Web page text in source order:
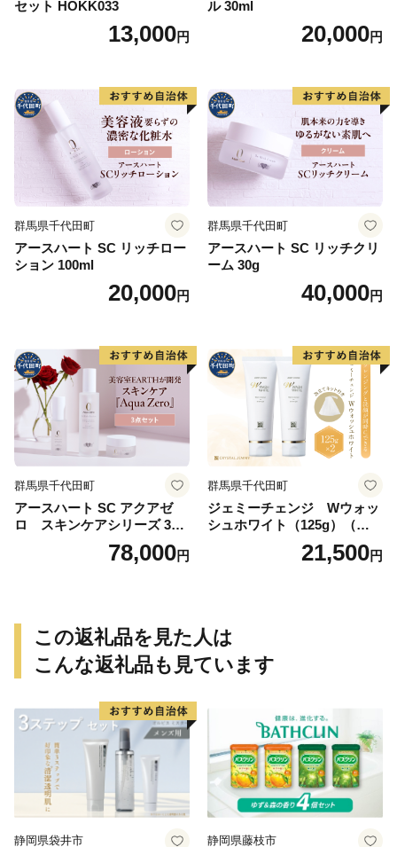
積極的に取り組んでいます。
セット HOKK033
13,000円
ル 30ml
20,000円
群馬県千代田町
アースハート SC リッチロー
ション 100ml
20,000円
群馬県千代田町
アースハート SC リッチクリ
ーム 30g
40,000円
群馬県千代田町
アースハート SC アクアゼ
ロ スキンケアシリーズ 3点
78,000円
群馬県千代田町
ジェミーチェンジ Wウォッ
シュホワイト（125g）（泡立
てネット付）×2本 群馬県 千
21,500円
この返礼品を見た人は
こんな返礼品も見ています
静岡県袋井市 静岡県藤枝市